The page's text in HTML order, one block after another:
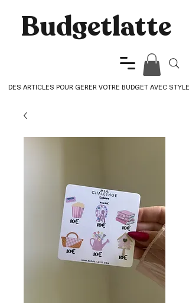
Budgetlatte​
DES ARTICLES POUR GERER VOTRE BUDGET AVEC STYLE